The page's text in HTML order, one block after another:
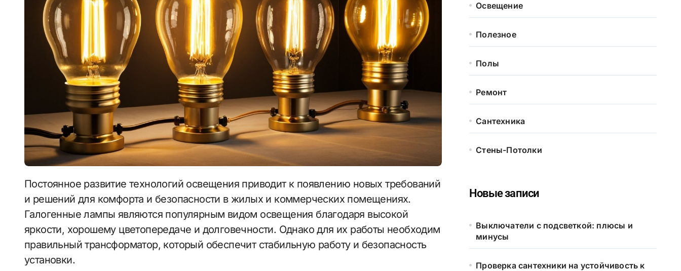
Постоянное развитие технологий освещения приводит к появлению новых требований
и решений для комфорта и безопасности в жилых и коммерческих помещениях.
Галогенные лампы являются популярным видом освещения благодаря высокой
яркости, хорошему цветопередаче и долговечности. Однако для их работы необходим
правильный трансформатор, который обеспечит стабильную работу и безопасность
установки.
Освещение
Полезное
Полы
Ремонт
Сантехника
Стены-Потолки
Новые записи
Выключатели с подсветкой: плюсы и
минусы
Проверка сантехники на устойчивость к